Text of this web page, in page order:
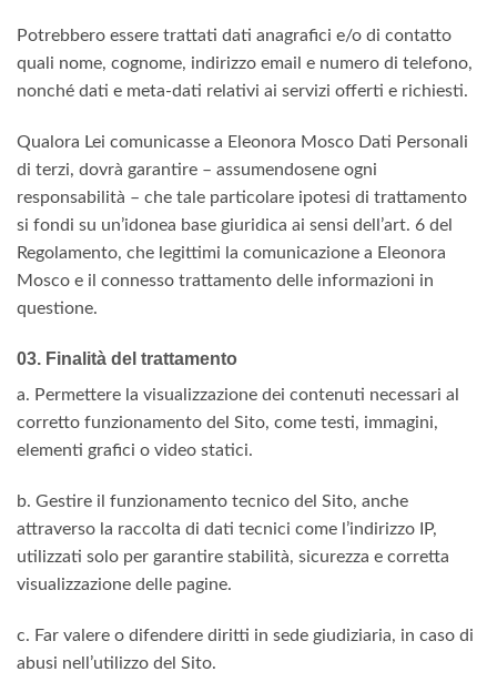
Potrebbero essere trattati dati anagrafici e/o di contatto
quali nome, cognome, indirizzo email e numero di telefono,
nonché dati e meta-dati relativi ai servizi offerti e richiesti.
Qualora Lei comunicasse a Eleonora Mosco Dati Personali
di terzi, dovrà garantire – assumendosene ogni
responsabilità – che tale particolare ipotesi di trattamento
si fondi su un’idonea base giuridica ai sensi dell’art. 6 del
Regolamento, che legittimi la comunicazione a Eleonora
Mosco e il connesso trattamento delle informazioni in
questione.
03. Finalità del trattamento
a. Permettere la visualizzazione dei contenuti necessari al
corretto funzionamento del Sito, come testi, immagini,
elementi grafici o video statici.
b. Gestire il funzionamento tecnico del Sito, anche
attraverso la raccolta di dati tecnici come l’indirizzo IP,
utilizzati solo per garantire stabilità, sicurezza e corretta
visualizzazione delle pagine.
c. Far valere o difendere diritti in sede giudiziaria, in caso di
abusi nell’utilizzo del Sito.